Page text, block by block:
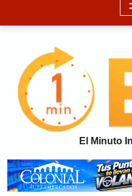
El Minuto